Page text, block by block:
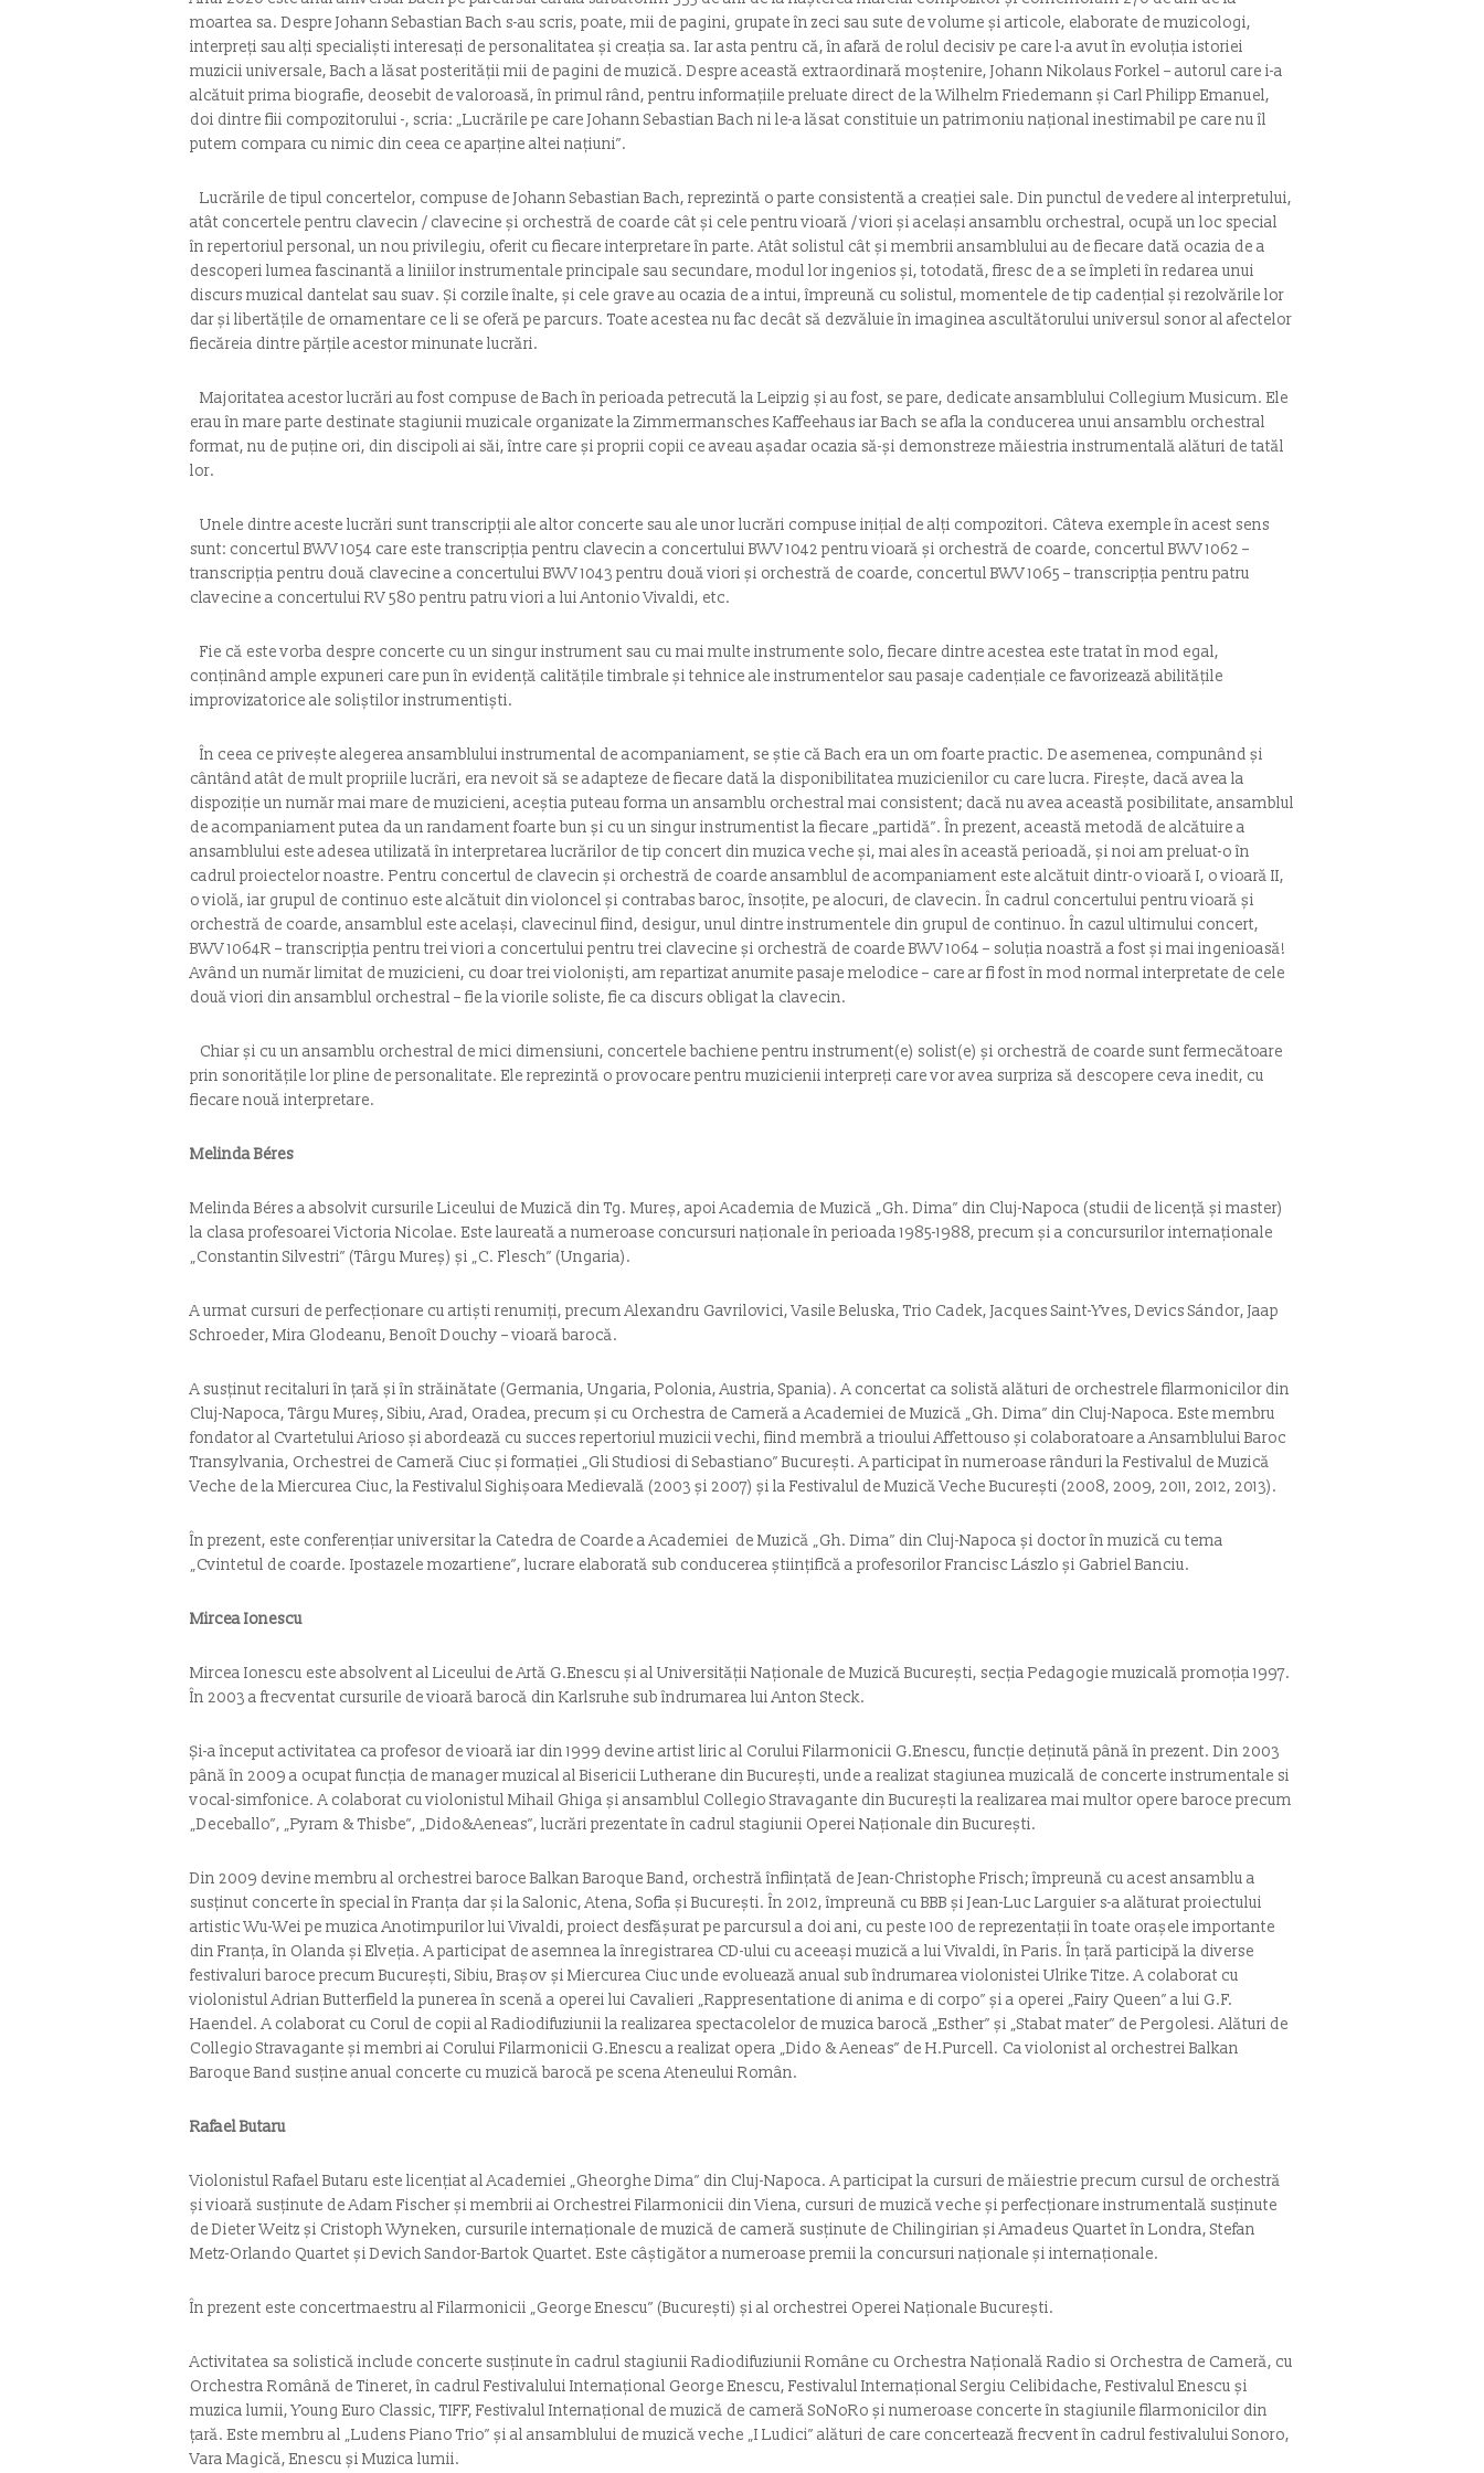
moartea sa. Despre Johann Sebastian Bach s-au scris, poate, mii de pagini, grupate în zeci sau sute de volume și articole, elaborate de muzicologi,
interpreți sau alți specialiști interesați de personalitatea și creația sa. Iar asta pentru că, în afară de rolul decisiv pe care l-a avut în evoluția istoriei
muzicii universale, Bach a lăsat posterității mii de pagini de muzică. Despre această extraordinară moștenire, Johann Nikolaus Forkel – autorul care i-a
alcătuit prima biografie, deosebit de valoroasă, în primul rând, pentru informațiile preluate direct de la Wilhelm Friedemann și Carl Philipp Emanuel,
doi dintre fiii compozitorului -, scria: „Lucrările pe care Johann Sebastian Bach ni le-a lăsat constituie un patrimoniu național inestimabil pe care nu îl
putem compara cu nimic din ceea ce aparține altei națiuni”.
Lucrările de tipul concertelor, compuse de Johann Sebastian Bach, reprezintă o parte consistentă a creației sale. Din punctul de vedere al interpretului,
atât concertele pentru clavecin / clavecine și orchestră de coarde cât și cele pentru vioară / viori și același ansamblu orchestral, ocupă un loc special
în repertoriul personal, un nou privilegiu, oferit cu fiecare interpretare în parte. Atât solistul cât și membrii ansamblului au de fiecare dată ocazia de a
descoperi lumea fascinantă a liniilor instrumentale principale sau secundare, modul lor ingenios și, totodată, firesc de a se împleti în redarea unui
discurs muzical dantelat sau suav. Și corzile înalte, și cele grave au ocazia de a intui, împreună cu solistul, momentele de tip cadențial și rezolvările lor
dar și libertățile de ornamentare ce li se oferă pe parcurs. Toate acestea nu fac decât să dezvăluie în imaginea ascultătorului universul sonor al afectelor
fiecăreia dintre părțile acestor minunate lucrări.
Majoritatea acestor lucrări au fost compuse de Bach în perioada petrecută la Leipzig și au fost, se pare, dedicate ansamblului Collegium Musicum. Ele
erau în mare parte destinate stagiunii muzicale organizate la Zimmermansches Kaffeehaus iar Bach se afla la conducerea unui ansamblu orchestral
format, nu de puține ori, din discipoli ai săi, între care și proprii copii ce aveau așadar ocazia să-și demonstreze măiestria instrumentală alături de tatăl
lor.
Unele dintre aceste lucrări sunt transcripții ale altor concerte sau ale unor lucrări compuse inițial de alți compozitori. Câteva exemple în acest sens
sunt: concertul BWV 1054 care este transcripția pentru clavecin a concertului BWV 1042 pentru vioară și orchestră de coarde, concertul BWV 1062 –
transcripția pentru două clavecine a concertului BWV 1043 pentru două viori și orchestră de coarde, concertul BWV 1065 – transcripția pentru patru
clavecine a concertului RV 580 pentru patru viori a lui Antonio Vivaldi, etc.
Fie că este vorba despre concerte cu un singur instrument sau cu mai multe instrumente solo, fiecare dintre acestea este tratat în mod egal,
conținând ample expuneri care pun în evidență calitățile timbrale și tehnice ale instrumentelor sau pasaje cadențiale ce favorizează abilitățile
improvizatorice ale soliștilor instrumentiști.
În ceea ce privește alegerea ansamblului instrumental de acompaniament, se știe că Bach era un om foarte practic. De asemenea, compunând și
cântând atât de mult propriile lucrări, era nevoit să se adapteze de fiecare dată la disponibilitatea muzicienilor cu care lucra. Firește, dacă avea la
dispoziție un număr mai mare de muzicieni, aceștia puteau forma un ansamblu orchestral mai consistent; dacă nu avea această posibilitate, ansamblul
de acompaniament putea da un randament foarte bun și cu un singur instrumentist la fiecare „partidă”. În prezent, această metodă de alcătuire a
ansamblului este adesea utilizată în interpretarea lucrărilor de tip concert din muzica veche și, mai ales în această perioadă, și noi am preluat-o în
cadrul proiectelor noastre. Pentru concertul de clavecin și orchestră de coarde ansamblul de acompaniament este alcătuit dintr-o vioară I, o vioară II,
o violă, iar grupul de continuo este alcătuit din violoncel și contrabas baroc, însoțite, pe alocuri, de clavecin. În cadrul concertului pentru vioară și
orchestră de coarde, ansamblul este același, clavecinul fiind, desigur, unul dintre instrumentele din grupul de continuo. În cazul ultimului concert,
BWV 1064R – transcripția pentru trei viori a concertului pentru trei clavecine și orchestră de coarde BWV 1064 – soluția noastră a fost și mai ingenioasă!
Având un număr limitat de muzicieni, cu doar trei violoniști, am repartizat anumite pasaje melodice – care ar fi fost în mod normal interpretate de cele
două viori din ansamblul orchestral – fie la viorile soliste, fie ca discurs obligat la clavecin.
Chiar și cu un ansamblu orchestral de mici dimensiuni, concertele bachiene pentru instrument(e) solist(e) și orchestră de coarde sunt fermecătoare
prin sonoritățile lor pline de personalitate. Ele reprezintă o provocare pentru muzicienii interpreți care vor avea surpriza să descopere ceva inedit, cu
fiecare nouă interpretare.
Melinda Béres
Melinda Béres a absolvit cursurile Liceului de Muzică din Tg. Mureş, apoi Academia de Muzică „Gh. Dima” din Cluj-Napoca (studii de licenţă şi master)
la clasa profesoarei Victoria Nicolae. Este laureată a numeroase concursuri naţionale în perioada 1985-1988, precum şi a concursurilor internaţionale
„Constantin Silvestri” (Târgu Mureş) şi „C. Flesch” (Ungaria).
A urmat cursuri de perfecţionare cu artişti renumiţi, precum Alexandru Gavrilovici, Vasile Beluska, Trio Cadek, Jacques Saint-Yves, Devics Sándor, Jaap
Schroeder, Mira Glodeanu, Benoît Douchy – vioară barocă.
A susţinut recitaluri în ţară şi în străinătate (Germania, Ungaria, Polonia, Austria, Spania). A concertat ca solistă alături de orchestrele filarmonicilor din
Cluj-Napoca, Târgu Mureş, Sibiu, Arad, Oradea, precum şi cu Orchestra de Cameră a Academiei de Muzică „Gh. Dima” din Cluj-Napoca. Este membru
fondator al Cvartetului Arioso şi abordează cu succes repertoriul muzicii vechi, fiind membră a trioului Affettouso şi colaboratoare a Ansamblului Baroc
Transylvania, Orchestrei de Cameră Ciuc și formației „Gli Studiosi di Sebastiano” București. A participat în numeroase rânduri la Festivalul de Muzică
Veche de la Miercurea Ciuc, la Festivalul Sighişoara Medievală (2003 şi 2007) şi la Festivalul de Muzică Veche Bucureşti (2008, 2009, 2011, 2012, 2013).
În prezent, este conferențiar universitar la Catedra de Coarde a Academiei de Muzică „Gh. Dima” din Cluj-Napoca şi doctor în muzică cu tema
„Cvintetul de coarde. Ipostazele mozartiene”, lucrare elaborată sub conducerea științifică a profesorilor Francisc Lászlo și Gabriel Banciu.
Mircea Ionescu
Mircea Ionescu este absolvent al Liceului de Artă G.Enescu și al Universității Naționale de Muzică București, secția Pedagogie muzicală promoția 1997.
În 2003 a frecventat cursurile de vioară barocă din Karlsruhe sub îndrumarea lui Anton Steck.
Și-a început activitatea ca profesor de vioară iar din 1999 devine artist liric al Corului Filarmonicii G.Enescu, funcție deținută până în prezent. Din 2003
până în 2009 a ocupat funcția de manager muzical al Bisericii Lutherane din București, unde a realizat stagiunea muzicală de concerte instrumentale si
vocal-simfonice. A colaborat cu violonistul Mihail Ghiga și ansamblul Collegio Stravagante din București la realizarea mai multor opere baroce precum
„Deceballo”, „Pyram & Thisbe”, „Dido&Aeneas”, lucrări prezentate în cadrul stagiunii Operei Naționale din București.
Din 2009 devine membru al orchestrei baroce Balkan Baroque Band, orchestră înființată de Jean-Christophe Frisch; împreună cu acest ansamblu a
susținut concerte în special în Franța dar și la Salonic, Atena, Sofia și București. În 2012, împreună cu BBB și Jean-Luc Larguier s-a alăturat proiectului
artistic Wu-Wei pe muzica Anotimpurilor lui Vivaldi, proiect desfășurat pe parcursul a doi ani, cu peste 100 de reprezentații în toate orașele importante
din Franța, în Olanda și Elveția. A participat de asemnea la înregistrarea CD-ului cu aceeași muzică a lui Vivaldi, în Paris. În țară participă la diverse
festivaluri baroce precum București, Sibiu, Brașov și Miercurea Ciuc unde evoluează anual sub îndrumarea violonistei Ulrike Titze. A colaborat cu
violonistul Adrian Butterfield la punerea în scenă a operei lui Cavalieri „Rappresentatione di anima e di corpo” și a operei „Fairy Queen” a lui G.F.
Haendel. A colaborat cu Corul de copii al Radiodifuziunii la realizarea spectacolelor de muzica barocă „Esther” și „Stabat mater” de Pergolesi. Alături de
Collegio Stravagante și membri ai Corului Filarmonicii G.Enescu a realizat opera „Dido & Aeneas” de H.Purcell. Ca violonist al orchestrei Balkan
Baroque Band susține anual concerte cu muzică barocă pe scena Ateneului Român.
Rafael Butaru
Violonistul Rafael Butaru este licențiat al Academiei „Gheorghe Dima” din Cluj-Napoca. A participat la cursuri de măiestrie precum cursul de orchestră
și vioară susținute de Adam Fischer și membrii ai Orchestrei Filarmonicii din Viena, cursuri de muzică veche și perfecționare instrumentală susținute
de Dieter Weitz și Cristoph Wyneken, cursurile internaționale de muzică de cameră susținute de Chilingirian și Amadeus Quartet în Londra, Stefan
Metz-Orlando Quartet și Devich Sandor-Bartok Quartet. Este câștigător a numeroase premii la concursuri naționale și internaționale.
În prezent este concertmaestru al Filarmonicii „George Enescu” (București) și al orchestrei Operei Naționale București.
Activitatea sa solistică include concerte susținute în cadrul stagiunii Radiodifuziunii Române cu Orchestra Națională Radio si Orchestra de Cameră, cu
Orchestra Română de Tineret, în cadrul Festivalului Internațional George Enescu, Festivalul Internațional Sergiu Celibidache, Festivalul Enescu și
muzica lumii, Young Euro Classic, TIFF, Festivalul Internațional de muzică de cameră SoNoRo și numeroase concerte în stagiunile filarmonicilor din
țară. Este membru al „Ludens Piano Trio” și al ansamblului de muzică veche „I Ludici” alături de care concertează frecvent în cadrul festivalului Sonoro,
Vara Magică, Enescu și Muzica lumii.